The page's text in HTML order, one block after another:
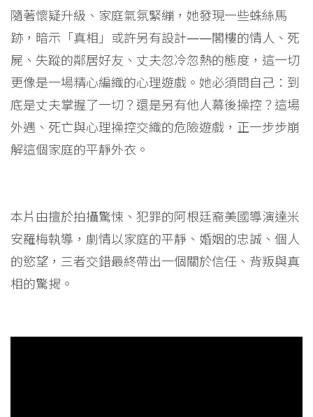
隨著懷疑升級、家庭氣氛緊繃，她發現一些蛛絲馬
跡，暗示「真相」或許另有設計——閣樓的情人、死
屍、失蹤的鄰居好友、丈夫忽冷忽熱的態度，這一切
更像是一場精心編織的心理遊戲。她必須問自己：到
底是丈夫掌握了一切？還是另有他人幕後操控？這場
外遇、死亡與心理操控交織的危險遊戲，正一步步崩
解這個家庭的平靜外衣。
本片由擅於拍攝驚悚、犯罪的阿根廷裔美國導演達米
安羅梅執導，劇情以家庭的平靜、婚姻的忠誠、個人
的慾望，三者交錯最終帶出一個關於信任、背叛與真
相的驚揭。